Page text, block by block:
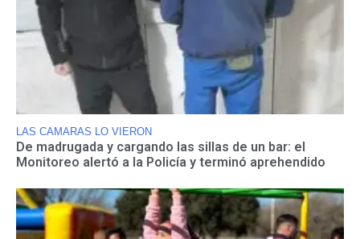
LAS CAMARAS LO VIERON
De madrugada y cargando las sillas de un bar: el
Monitoreo alertó a la Policía y terminó aprehendido